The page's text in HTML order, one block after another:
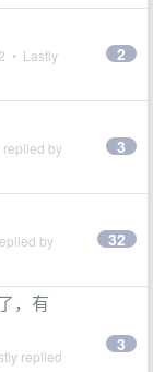
• Lastly
2
replied by 3
by 32
，有
replied
3